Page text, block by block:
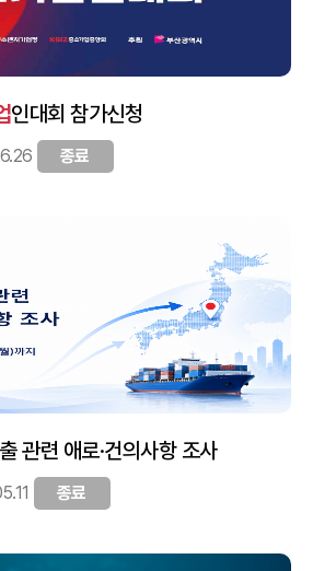
인대회 참가신청
종료
관련 애로·건의사항 조사
종료